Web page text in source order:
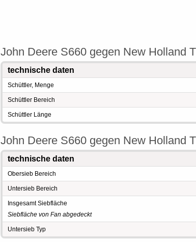
John Deere S660 gegen New Holland
technische daten
Schüttler, Menge
Schüttler Bereich
Schüttler Länge
John Deere S660 gegen New Holland
technische daten
Obersieb Bereich
Untersieb Bereich
Insgesamt Siebfläche
Siebfläche von Fan abgedeckt
Untersieb Typ